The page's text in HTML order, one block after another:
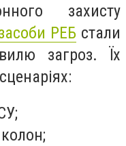
захисту
РЕБ стали
загроз. Їх